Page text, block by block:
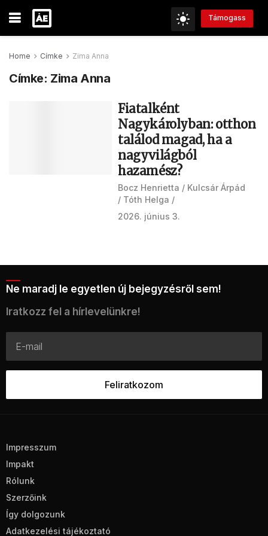
Támogass
Home Címke Zima Anna
Címke: Zima Anna
Fiatalként
Nagykárolyban: otthon
találod magad, ha a
nagyvilágból
hazamész?
Bocz Henrietta
Kulcsár Árpád
Tóth Helga
2026. június 3.
Ne maradj le egyetlen új bejegyzésről sem!
Iratkozz fel a hírlevelünkre!
Impresszum
Impakt
Rólunk
Szerzőink
Így dolgozunk
Adatkezelési tájékoztató